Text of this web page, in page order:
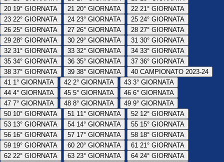
20 19° GIORNATA 21 20° GIORNATA 22 21° GIORNATA
23 22° GIORNATA 24 23° GIORNATA 25 24° GIORNATA
26 25° GIORNATA 27 26° GIORNATA 28 27° GIORNATA
29 28° GIORNATA 30 29° GIORNATA 31 30° GIORNATA
32 31° GIORNATA 33 32° GIORNATA 34 33° GIORNATA
35 34° GIORNATA 36 35° GIORNATA 37 36° GIORNATA
38 37° GIORNATA 39 38° GIORNATA 40 CAMPIONATO 2023-24
41 1° GIORNATA 42 2° GIORNATA 43 3° GIORNATA
44 4° GIORNATA 45 5° GIORNATA 46 6° GIORNATA
47 7° GIORNATA 48 8° GIORNATA 49 9° GIORNATA
50 10° GIORNATA 51 11° GIORNATA 52 12° GIORNATA
53 13° GIORNATA 54 14° GIORNATA 55 15° GIORNATA
56 16° GIORNATA 57 17° GIORNATA 58 18° GIORNATA
59 19° GIORNATA 60 20° GIORNATA 61 21° GIORNATA
62 22° GIORNATA 63 23° GIORNATA 64 24° GIORNATA